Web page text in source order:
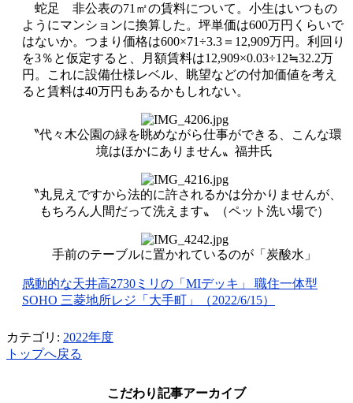
蛇足 非公表の71㎡の賃料について。小生はいつもの
ようにマンションに換算した。坪単価は600万円くらいで
はないか。つまり価格は600×71÷3.3＝12,909万円。利回り
を3％と仮定すると、月額賃料は12,909×0.03÷12≒32.2万
円。これに設備仕様レベル、眺望などの付加価値を考え
ると賃料は40万円もあるかもしれない。
〝代々木公園の緑を眺めながら仕事ができる、こんな環
境はほかにありません〟福井氏
〝丸見えですから法的に許されるかは分かりませんが、
もちろん人間だって洗えます〟（ペット洗い場で）
手前のテーブルに置かれているのが「炭酸水」
感動的な天井高2730ミリの「MIデッキ」 職住一体型
SOHO 三菱地所レジ「大手町」（2022/6/15）
カテゴリ: 2022年度
トップへ戻る
こだわり記事アーカイブ